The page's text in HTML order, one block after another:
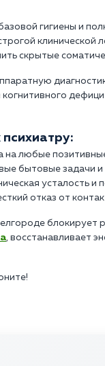
гигиены и
клинической
скрытые
психиатру:
на любые
бытовые задачи
усталость и
отказ от
, восстанавливает